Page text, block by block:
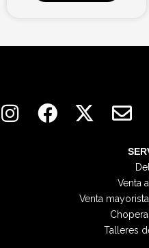
n
a
-
t
n
e
l
o
p
e
Venta
Venta
Talleres